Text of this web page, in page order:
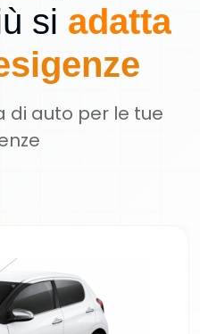
si adatta
di auto per le tue